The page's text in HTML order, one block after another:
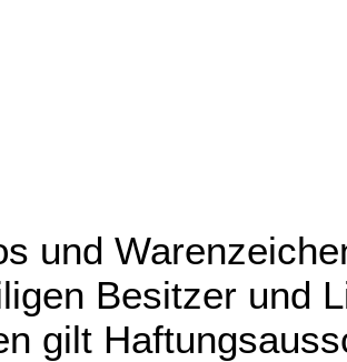
und
Besitzer und
gilt